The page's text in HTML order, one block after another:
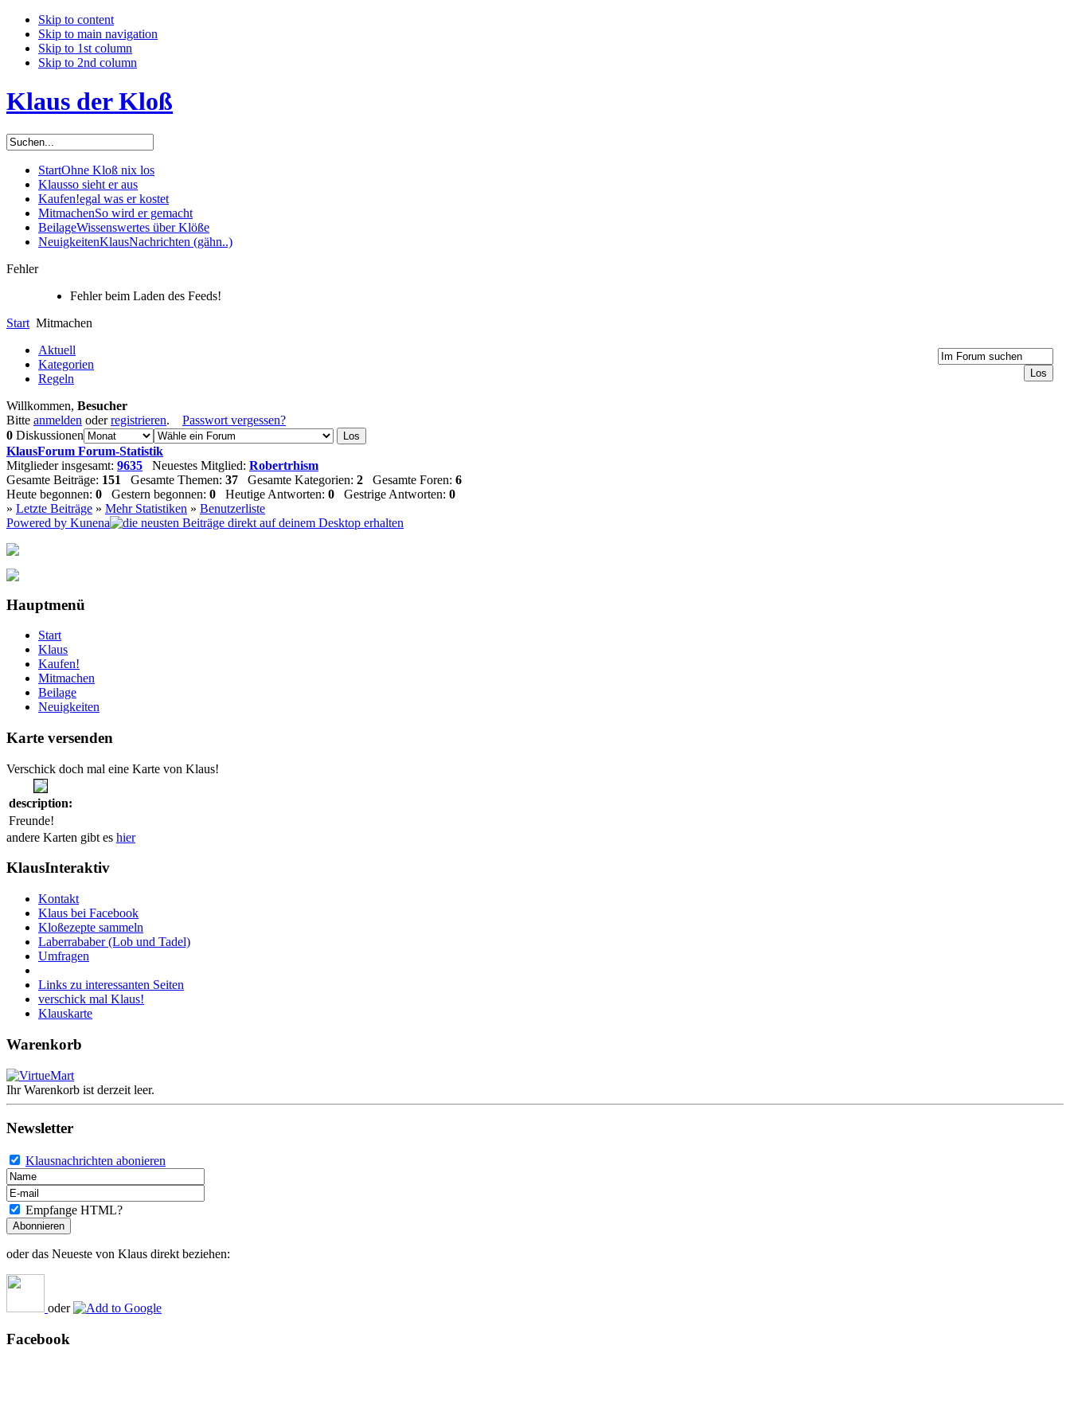
Skip to content
Skip to main navigation
Skip to 1st column
Skip to 2nd column
Klaus der Kloß
StartOhne Kloß nix los
Klausso sieht er aus
Kaufen!egal was er kostet
MitmachenSo wird er gemacht
BeilageWissenswertes über Klöße
NeuigkeitenKlausNachrichten (gähn..)
Fehler
Fehler beim Laden des Feeds!
Start Mitmachen
Aktuell
Kategorien
Regeln
Willkommen, Besucher
Bitte anmelden oderregistrieren. Passwort vergessen?
0 Diskussionen
KlausForum Forum-Statistik
Mitglieder insgesamt: 9635 Neuestes Mitglied: Robertrhism
Gesamte Beiträge: 151 Gesamte Themen: 37 Gesamte Kategorien: 2 Gesamte Foren: 6
Heute begonnen: 0 Gestern begonnen: 0 Heutige Antworten: 0 Gestrige Antworten: 0
» Letzte Beiträge » Mehr Statistiken » Benutzerliste
Powered by Kunena
Hauptmenü
Start
Klaus
Kaufen!
Mitmachen
Beilage
Neuigkeiten
Karte versenden
Verschick doch mal eine Karte von Klaus!
description:
Freunde!
andere Karten gibt es hier
KlausInteraktiv
Kontakt
Klaus bei Facebook
Kloßezepte sammeln
Laberrababer (Lob und Tadel)
Umfragen
Links zu interessanten Seiten
verschick mal Klaus!
Klauskarte
Warenkorb
Ihr Warenkorb ist derzeit leer.
Newsletter
Klausnachrichten abonieren
Empfange HTML?
oder das Neueste von Klaus direkt beziehen:
oder
Facebook